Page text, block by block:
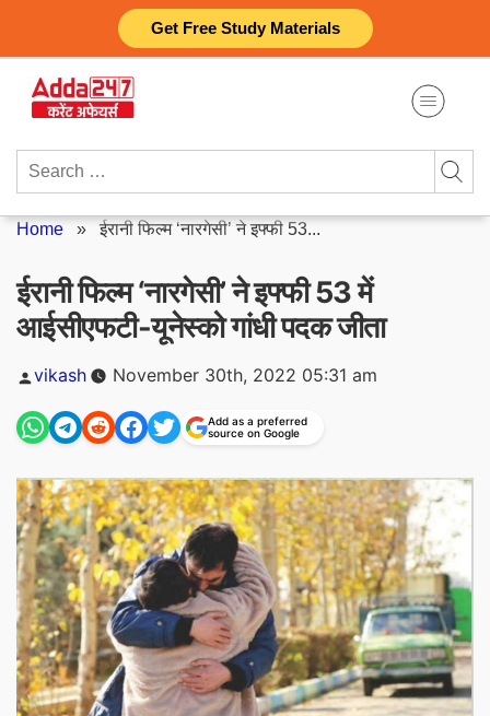
Get Free Study Materials
content
Search
Home »ईरानी फिल्म ‘नारगेसी’ ने इफ्फी 53...
ईरानी फिल्म ‘नारगेसी’ ने इफ्फी 53 में
आईसीएफटी-यूनेस्को गांधी पदक जीता
Posted
vikash November 30th, 2022 05:31 am
Add as a preferred
source on Google